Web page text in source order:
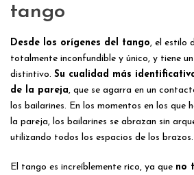
tango
Desde los orígenes del tango, el estilo
totalmente inconfundible y único, y tiene
distintivo. Su cualidad más
de la pareja, que se agarra en un
los bailarines. En los momentos en los
la pareja, los bailarines se abrazan sin
utilizando todos los espacios de los brazos.
El tango es increíblemente rico, ya que no